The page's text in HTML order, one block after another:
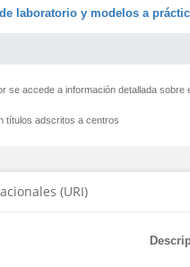
laboratorio y modelos a
se accede a información detallada sobre
títulos adscritos a centros
(URI)